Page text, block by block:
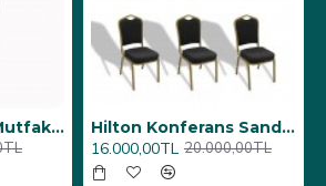
Üst Üste Konan Hilton Konferans Sandalye - (4 Adet) Porselen Masa Tablası 80X160
26.350,00TL 31.000,00TL